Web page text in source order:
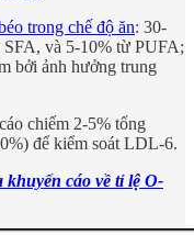
trong chế độ ăn: 30-
và 5-10% từ PUFA;
bởi ảnh hưởng trung
chiếm 2-5% tổng
để kiểm soát LDL-6.
cáo về tỉ lệ O-